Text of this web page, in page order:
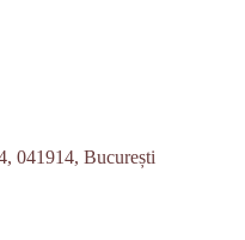
041914, București